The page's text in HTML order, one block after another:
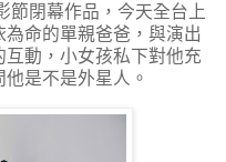
節閉幕作品，今天全台上
命的單親爸爸，與演出
動，小女孩私下對他充
是不是外星人。